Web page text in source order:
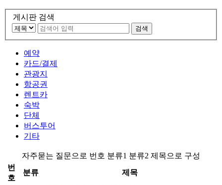
게시판 검색
검색
예약
카드/결제
관광지
항공권
렌트카
숙박
단체
버스투어
기타
자주묻는 질문으로 번호 분류1 분류2 제목으로 구성
번
호
분류 제목